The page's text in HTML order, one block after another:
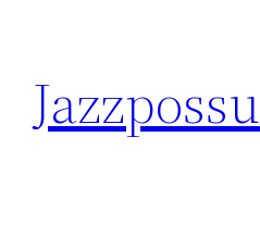
content
Jazzpossu